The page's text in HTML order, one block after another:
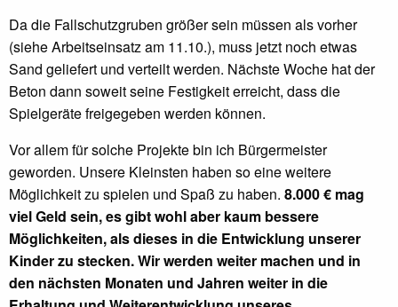
Da die Fallschutzgruben größer sein müssen als vorher
(siehe Arbeitseinsatz am 11.10.), muss jetzt noch etwas
Sand geliefert und verteilt werden. Nächste Woche hat der
Beton dann soweit seine Festigkeit erreicht, dass die
Spielgeräte freigegeben werden können.
Vor allem für solche Projekte bin ich Bürgermeister
geworden. Unsere Kleinsten haben so eine weitere
Möglichkeit zu spielen und Spaß zu haben. 8.000 € mag
viel Geld sein, es gibt wohl aber kaum bessere
Möglichkeiten, als dieses in die Entwicklung unserer
Kinder zu stecken. Wir werden weiter machen und in
den nächsten Monaten und Jahren weiter in die